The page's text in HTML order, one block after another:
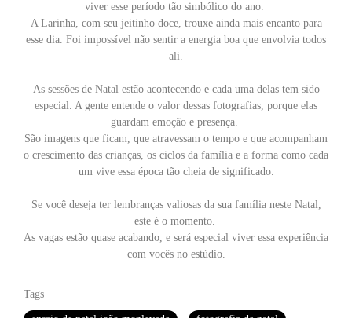
viver esse período tão simbólico do ano.
A Larinha, com seu jeitinho doce, trouxe ainda mais encanto para
esse dia. Foi impossível não sentir a energia boa que envolvia todos
ali.
As sessões de Natal estão acontecendo e cada uma delas tem sido
especial. A gente entende o valor dessas fotografias, porque elas
guardam emoção e presença.
São imagens que ficam, que atravessam o tempo e que acompanham
o crescimento das crianças, os ciclos da família e a forma como cada
um vive essa época tão cheia de significado.
Se você deseja ter lembranças valiosas da sua família neste Natal,
este é o momento.
As vagas estão quase acabando, e será especial viver essa experiência
com vocês no estúdio.
Tags